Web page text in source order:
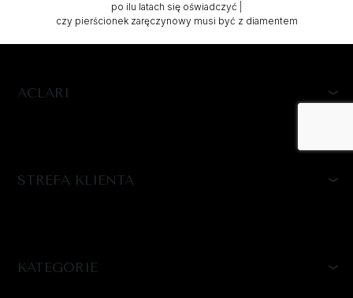
po ilu latach się oświadczyć
czy pierścionek zaręczynowy musi być z diamentem
ACLARI
STREFA KLIENTA
KATEGORIE